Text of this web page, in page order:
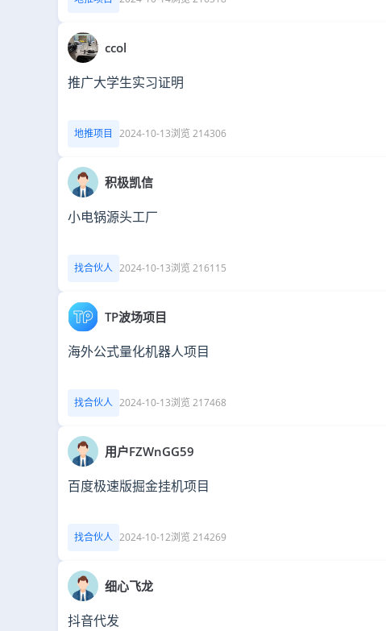
ccol
推广大学生实习证明
地推项目 2024-10-13浏览 214306
积极凯信
小电锅源头工厂
找合伙人 2024-10-13浏览 216115
TP波场项目
海外公式量化机器人项目
找合伙人 2024-10-13浏览 217468
用户FZWnGG59
百度极速版掘金挂机项目
找合伙人 2024-10-12浏览 214269
细心飞龙
抖音代发